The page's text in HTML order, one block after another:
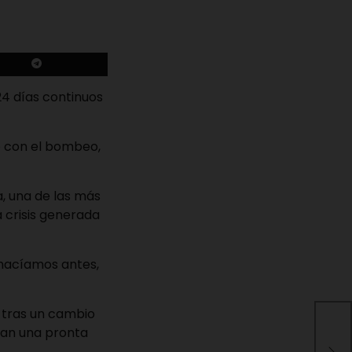
días continuos
con el bombeo,
una de las más
crisis generada
antes,
un cambio
una pronta